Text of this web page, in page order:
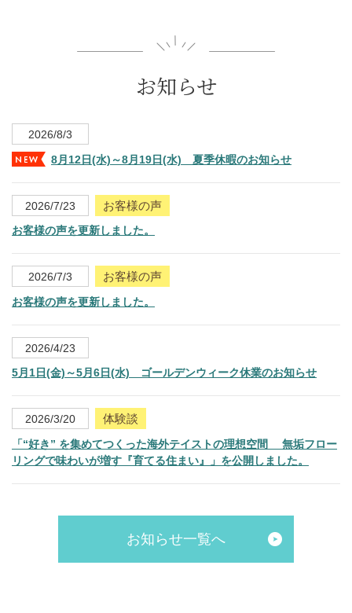
お知らせ
2026/8/3
8月12日(水)～8月19日(水) 夏季休暇のお知らせ
2026/7/23 お客様の声
お客様の声を更新しました。
2026/7/3 お客様の声
お客様の声を更新しました。
2026/4/23
5月1日(金)～5月6日(水) ゴールデンウィーク休業のお知らせ
2026/3/20 体験談
「“好き” を集めてつくった海外テイストの理想空間 無垢フロー
リングで味わいが増す『育てる住まい』」を公開しました。
お知らせ一覧へ